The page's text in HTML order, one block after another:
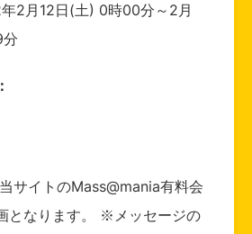
2月12日(土) 0時00分～2月
サイトのMass@mania有料会
となります。 ※メッセージの